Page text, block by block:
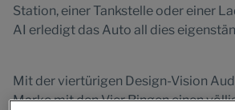
Station, einer Tankstelle oder einer
AI erledigt das Auto all dies
Mit der viertürigen Design-Vision
Marke mit den Vier Ringen einen